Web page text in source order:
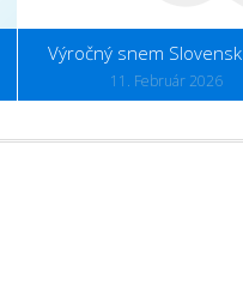
Výročný snem
11. Február 2026